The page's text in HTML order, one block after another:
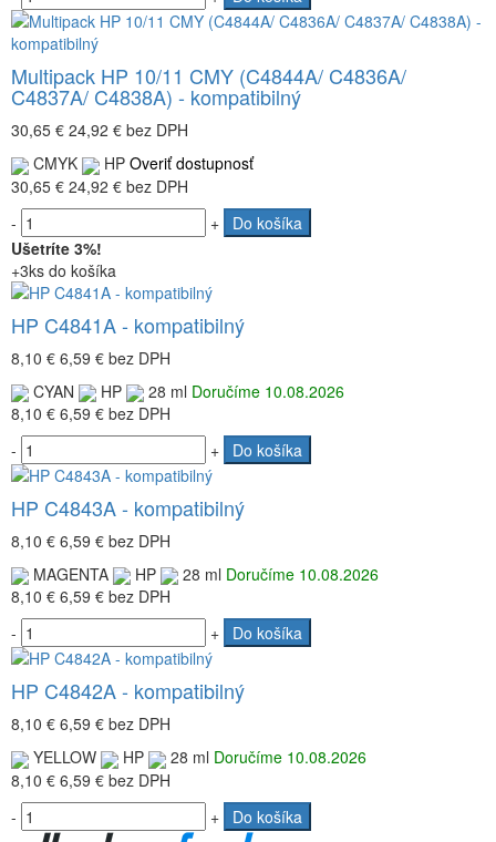
Multipack HP 10/11 CMY (C4844A/ C4836A/
C4837A/ C4838A) - kompatibilný
30,65 € 24,92 € bez DPH
CMYK
HP Overiť dostupnosť
30,65 € 24,92 € bez DPH
-
+
Do košíka
Ušetríte 3%!
+3ks do košíka
HP C4841A - kompatibilný
8,10 € 6,59 € bez DPH
CYAN
HP 28 ml Doručíme 10.08.2026
8,10 € 6,59 € bez DPH
-
+ Do košíka
HP C4843A - kompatibilný
8,10 € 6,59 € bez DPH
MAGENTA
HP 28 ml Doručíme 10.08.2026
8,10 € 6,59 € bez DPH
-
+ Do košíka
HP C4842A - kompatibilný
8,10 € 6,59 € bez DPH
YELLOW
HP 28 ml Doručíme 10.08.2026
8,10 € 6,59 € bez DPH
-
+ Do košíka